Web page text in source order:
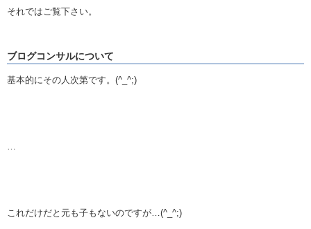
それではご覧下さい。
ブログコンサルについて
基本的にその人次第です。(^_^;)
…
これだけだと元も子もないのですが…(^_^;)